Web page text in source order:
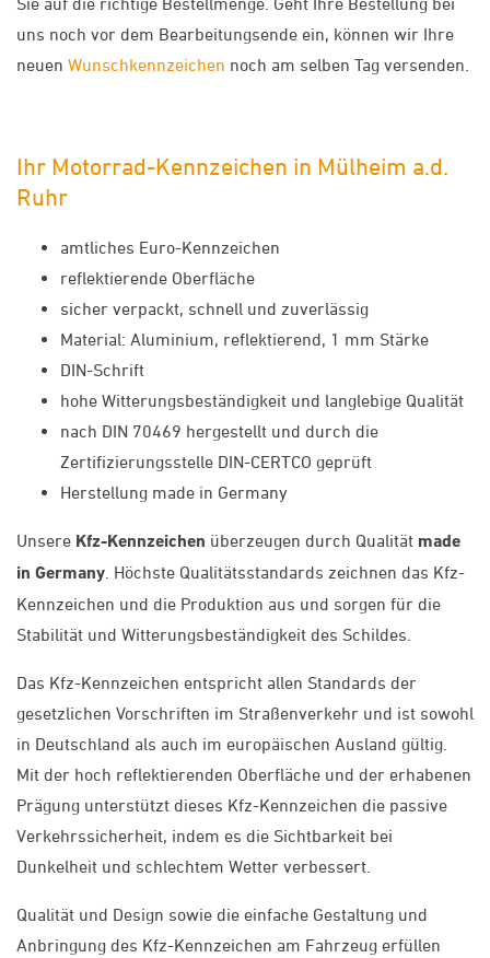
uns noch vor dem Bearbeitungsende ein, können wir Ihre
neuen Wunschkennzeichen noch am selben Tag versenden.
Ihr Motorrad-Kennzeichen in Mülheim a.d.
Ruhr
amtliches Euro-Kennzeichen
reflektierende Oberfläche
sicher verpackt, schnell und zuverlässig
Material: Aluminium, reflektierend, 1 mm Stärke
DIN-Schrift
hohe Witterungsbeständigkeit und langlebige Qualität
nach DIN 70469 hergestellt und durch die
Zertifizierungsstelle DIN-CERTCO geprüft
Herstellung made in Germany
Unsere Kfz-Kennzeichen überzeugen durch Qualität made
in Germany . Höchste Qualitätsstandards zeichnen das Kfz-
Kennzeichen und die Produktion aus und sorgen für die
Stabilität und Witterungsbeständigkeit des Schildes.
Das Kfz-Kennzeichen entspricht allen Standards der
gesetzlichen Vorschriften im Straßenverkehr und ist sowohl
in Deutschland als auch im europäischen Ausland gültig.
Mit der hoch reflektierenden Oberfläche und der erhabenen
Prägung unterstützt dieses Kfz-Kennzeichen die passive
Verkehrssicherheit, indem es die Sichtbarkeit bei
Dunkelheit und schlechtem Wetter verbessert.
Qualität und Design sowie die einfache Gestaltung und
Anbringung des Kfz-Kennzeichen am Fahrzeug erfüllen